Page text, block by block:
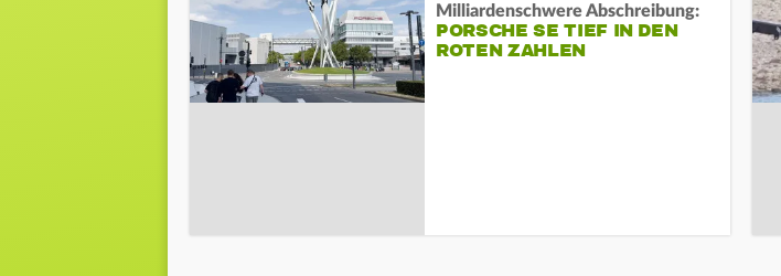
Milliardenschwere Abschreibung:
PORSCHE SE TIEF IN DEN
ROTEN ZAHLEN